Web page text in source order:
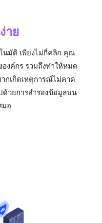
าย
นมัติ เพียงไม่กี่คลิก คุณ
งค์กร รวมถึงทำให้หมด
ากเกิดเหตุการณ์ไม่คาด
วยการสำรองข้อมูลบน
มอ